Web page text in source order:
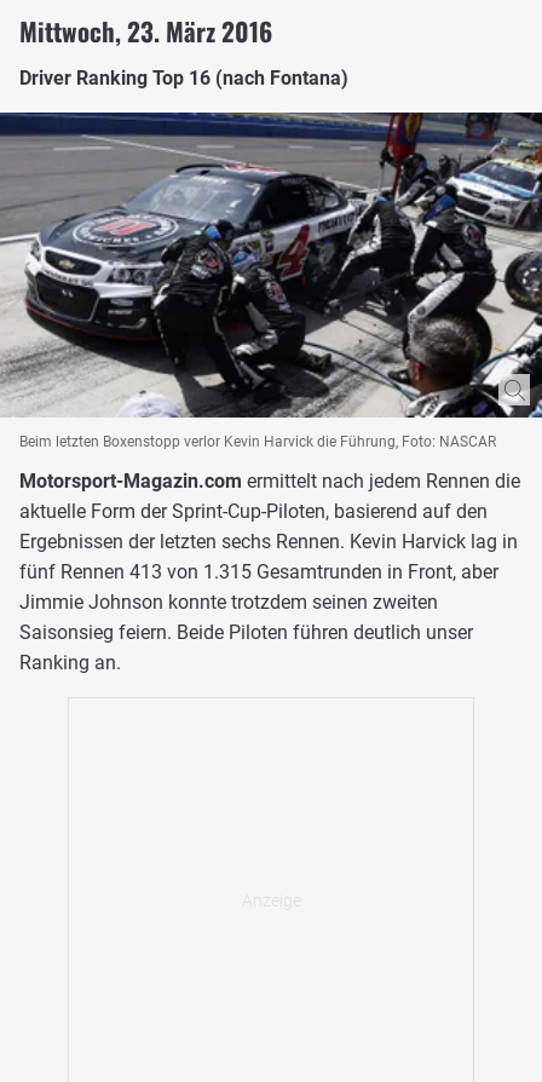
Mittwoch, 23. März 2016
Driver Ranking Top 16 (nach Fontana)
Beim letzten Boxenstopp verlor Kevin Harvick die Führung, Foto: NASCAR
Motorsport-Magazin.com ermittelt nach jedem Rennen die
aktuelle Form der Sprint-Cup-Piloten, basierend auf den
Ergebnissen der letzten sechs Rennen. Kevin Harvick lag in
fünf Rennen 413 von 1.315 Gesamtrunden in Front, aber
Jimmie Johnson konnte trotzdem seinen zweiten
Saisonsieg feiern. Beide Piloten führen deutlich unser
Ranking an.